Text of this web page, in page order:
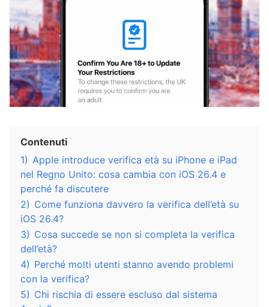
Contenuti
1) Apple introduce verifica età su iPhone e iPad
nel Regno Unito: cosa cambia con iOS 26.4 e
perché fa discutere
2) Come funziona davvero la verifica dell’età su
iOS 26.4?
3) Cosa succede se non si completa la verifica
dell’età?
4) Perché molti utenti stanno avendo problemi
con la verifica?
5) Chi rischia di essere escluso dal sistema